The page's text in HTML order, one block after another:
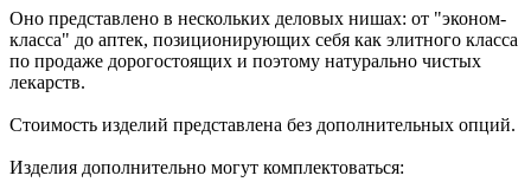
Оно представлено в нескольких деловых нишах: от "эконом-
класса" до аптек, позиционирующих себя как элитного класса
по продаже дорогостоящих и поэтому натурально чистых
лекарств.
Стоимость изделий представлена без дополнительных опций.
Изделия дополнительно могут комплектоваться: